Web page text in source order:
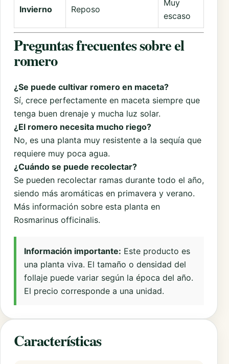
Invierno Reposo
Muy
escaso
Preguntas frecuentes sobre el
romero
¿Se puede cultivar romero en maceta?
Sí, crece perfectamente en maceta siempre que
tenga buen drenaje y mucha luz solar.
¿El romero necesita mucho riego?
No, es una planta muy resistente a la sequía que
requiere muy poca agua.
¿Cuándo se puede recolectar?
Se pueden recolectar ramas durante todo el año,
siendo más aromáticas en primavera y verano.
Más información sobre esta planta en
Rosmarinus officinalis.
Información importante: Este producto es
una planta viva. El tamaño o densidad del
follaje puede variar según la época del año.
El precio corresponde a una unidad.
Características